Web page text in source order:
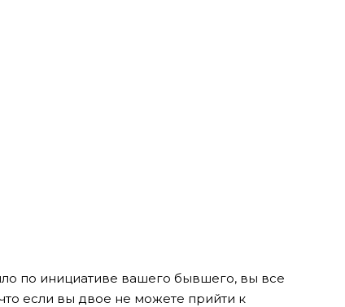
по инициативе вашего бывшего, вы все
если вы двое не можете прийти к